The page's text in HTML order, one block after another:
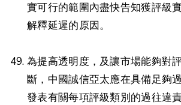
實可行的範圍內盡快告知獲評級
解釋延遲的原因。
為提高透明度，及讓市場能夠對
斷，中國誠信亞太應在具備足夠
發表有關每項評級類別的過往違